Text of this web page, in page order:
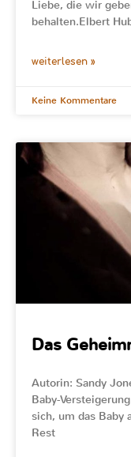
Liebe, die wir
behalten.Elbert
weiterlesen »
Keine Kommentare
Das
Autorin: Sandy
Baby-
sich, um das Baby
Rest